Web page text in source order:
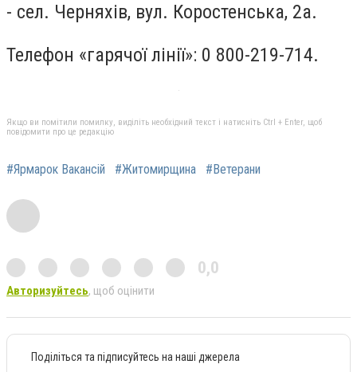
- сел. Черняхів, вул. Коростенська, 2а.
Телефон «гарячої лінії»: 0 800-219-714.
Якщо ви помітили помилку, виділіть необхідний текст і натисніть Ctrl + Enter, щоб
повідомити про це редакцію
#Ярмарок Вакансій #Житомирщина #Ветерани
0,0
Авторизуйтесь, щоб оцінити
Поділіться та підписуйтесь на наші джерела